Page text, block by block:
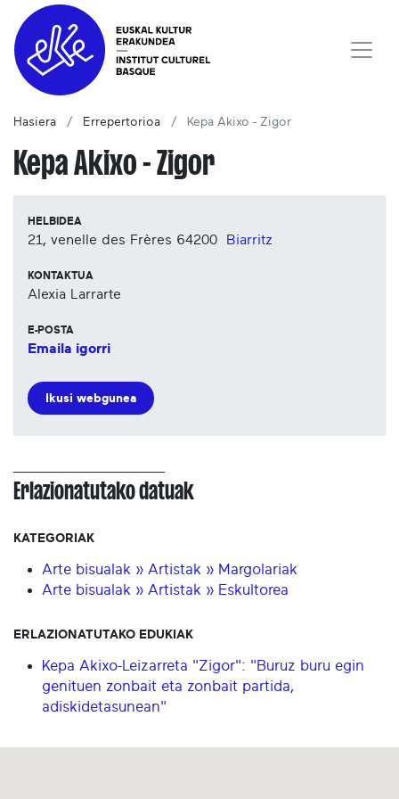
Hasiera Errepertorioa Kepa Akixo - Zigor
Kepa Akixo - Zigor
HELBIDEA
21, venelle des Frères 64200 Biarritz
KONTAKTUA
Alexia Larrarte
E-POSTA
Emaila igorri
Ikusi webgunea
Erlazionatutako datuak
KATEGORIAK
Arte bisualak » Artistak » Margolariak
Arte bisualak » Artistak » Eskultorea
ERLAZIONATUTAKO EDUKIAK
Kepa Akixo-Leizarreta "Zigor": "Buruz buru egin
genituen zonbait eta zonbait partida,
adiskidetasunean"